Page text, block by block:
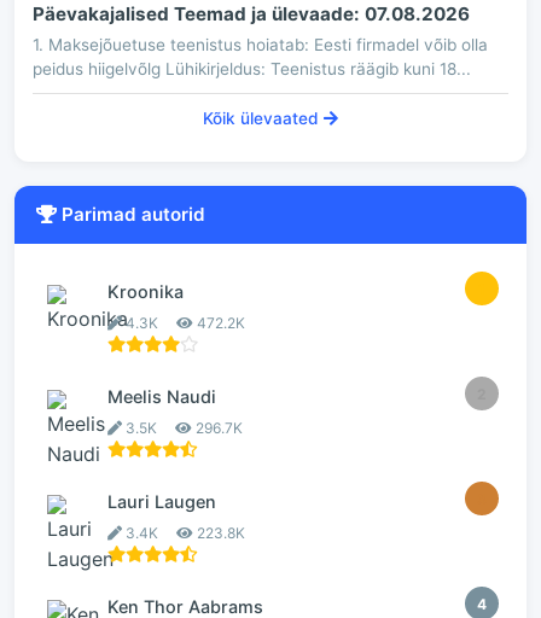
Päevakajalised Teemad ja ülevaade: 07.08.2026
1. Maksejõuetuse teenistus hoiatab: Eesti firmadel võib olla
peidus hiigelvõlg Lühikirjeldus: Teenistus räägib kuni 18...
Kõik ülevaated
Parimad autorid
Kroonika
4.3K 472.2K
Meelis Naudi
3.5K 296.7K
Lauri Laugen
3.4K 223.8K
4
Ken Thor Aabrams